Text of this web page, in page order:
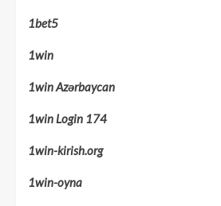
1bet5
1win
1win Azərbaycan
1win Login 174
1win-kirish.org
1win-oyna